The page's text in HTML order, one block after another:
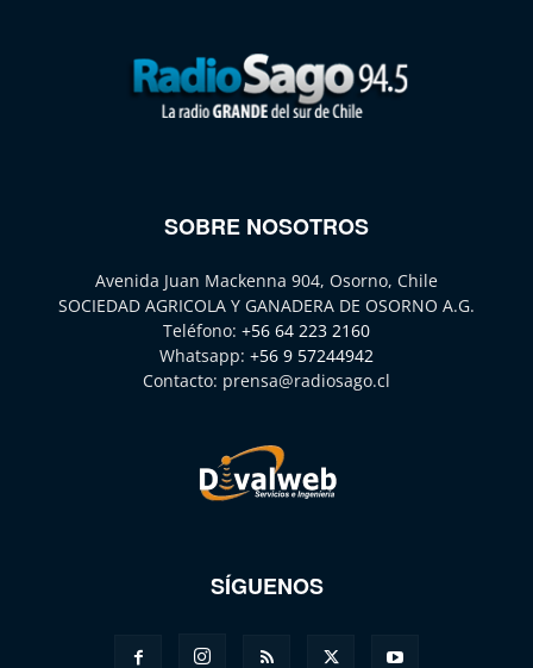
SOBRE NOSOTROS
Avenida Juan Mackenna 904, Osorno, Chile
SOCIEDAD AGRICOLA Y GANADERA DE OSORNO A.G.
Teléfono: +56 64 223 2160
Whatsapp: +56 9 57244942
Contacto: prensa@radiosago.cl
SÍGUENOS